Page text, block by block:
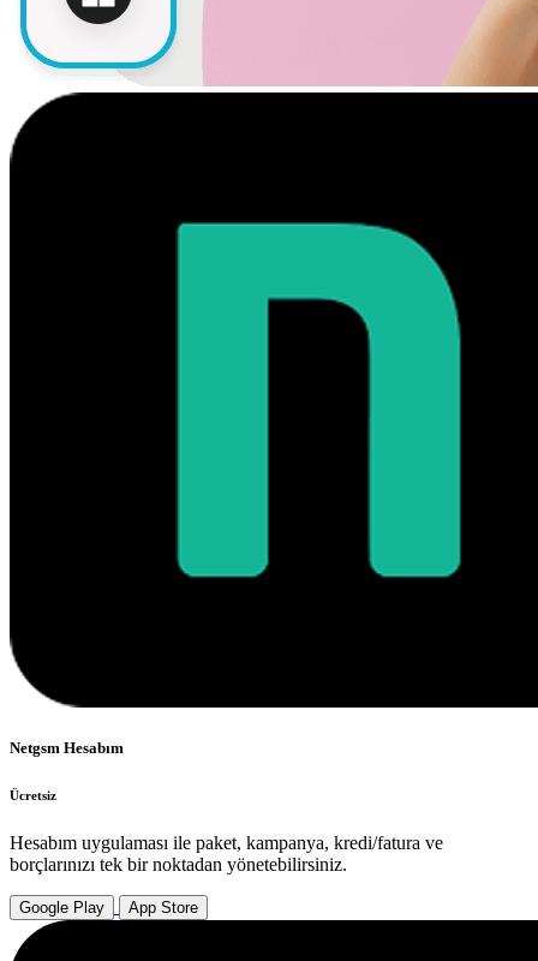
Netgsm Hesabım
Ücretsiz
Hesabım uygulaması ile paket, kampanya, kredi/fatura ve
borçlarınızı tek bir noktadan yönetebilirsiniz.
Google Play App Store